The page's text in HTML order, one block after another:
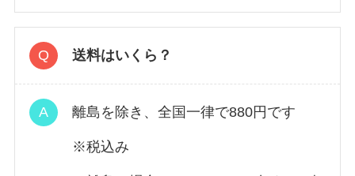
送料はいくら？
離島を除き、全国一律で880円です
※税込み